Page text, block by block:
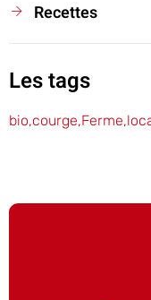
Recettes
Les tags
bio,courge,Ferme,